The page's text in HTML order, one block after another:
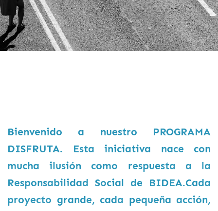
Bienvenido a nuestro PROGRAMA
DISFRUTA. Esta iniciativa nace con
mucha ilusión como respuesta a la
Responsabilidad Social de BIDEA.Cada
proyecto grande, cada pequeña acción,